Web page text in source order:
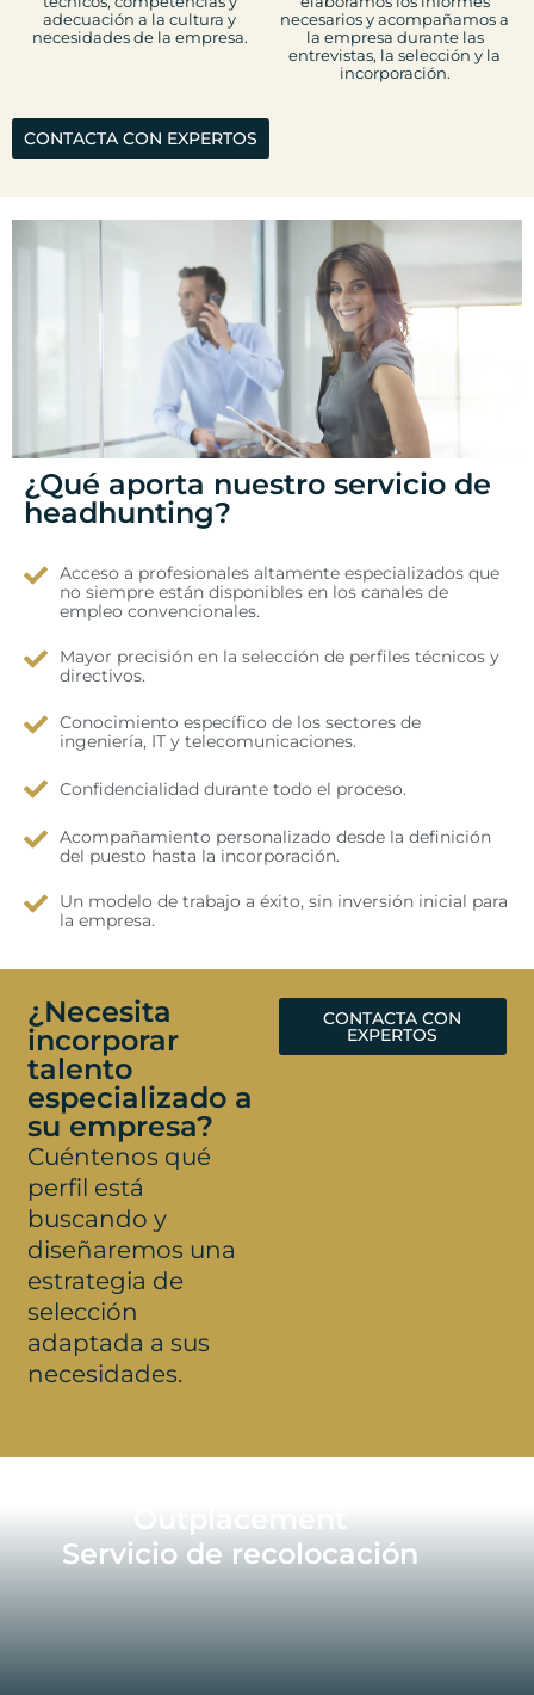
adecuación a la cultura y
necesidades de la empresa.
necesarios y acompañamos a
la empresa durante las
entrevistas, la selección y la
incorporación.
CONTACTA CON EXPERTOS
¿Qué aporta nuestro servicio de
headhunting?
Acceso a profesionales altamente especializados que
no siempre están disponibles en los canales de
empleo convencionales.
Mayor precisión en la selección de perfiles técnicos y
directivos.
Conocimiento específico de los sectores de
ingeniería, IT y telecomunicaciones.
Confidencialidad durante todo el proceso.
Acompañamiento personalizado desde la definición
del puesto hasta la incorporación.
Un modelo de trabajo a éxito, sin inversión inicial para
la empresa.
¿Necesita
incorporar
talento
especializado a
su empresa?
Cuéntenos qué
perfil está
buscando y
diseñaremos una
estrategia de
selección
adaptada a sus
necesidades.
CONTACTA CON
EXPERTOS
Servicio de recolocación​